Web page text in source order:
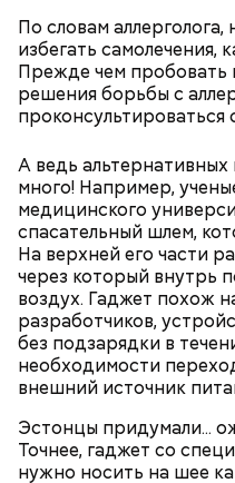
По словам
избегать самолечения,
Прежде чем пробовать
решения борьбы с
проконсультироваться
А ведь
много! Например,
медицинского
спасательный шлем,
На верхней его части
через который внутрь
воздух. Гаджет похож
разработчиков,
без подзарядки в
необходимости
внешний источник
Эстонцы придумали...
Точнее, гаджет со
нужно носить на шее
Все в противне
можно добавить соль
присыпают свежим
Курица с